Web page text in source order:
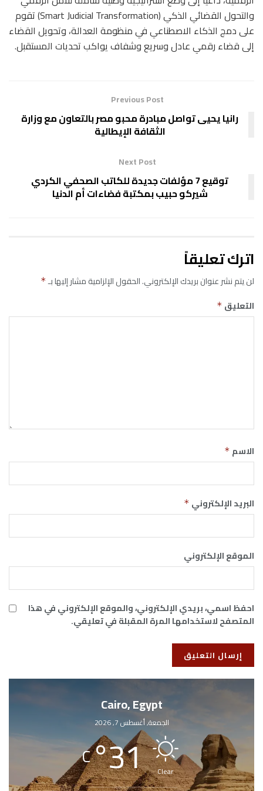
والتحول القضائي الذكي (Smart Judicial Transformation) تقوم
على دمج الذكاء الاصطناعي في منظومة العدالة، وتحويل القضاء
إلى قضاء رقمي عادل وسريع وشفاف يواكب تحديات المستقبل.
Previous Post
رانيا يحيى تواصل مبادرة محبو مصر بالتعاون مع وزارة
الثقافة الإيطالية
Next Post
توقيع 7 مؤلفات جديدة للكاتب الصحفي الكردي
شيركو حبيب بمكتبة فضاءات أم الدنيا
اترك تعليقاً
لن يتم نشر عنوان بريدك الإلكتروني.الحقول الإلزامية مشار إليها بـ*
التعليق *
الاسم *
البريد الإلكتروني *
الموقع الإلكتروني
احفظ اسمي، بريدي الإلكتروني، والموقع الإلكتروني في هذا
المتصفح لاستخدامها المرة المقبلة في تعليقي.
Cairo, Egypt
الجمعة, أغسطس 7, 2026
Clear
31
°
C